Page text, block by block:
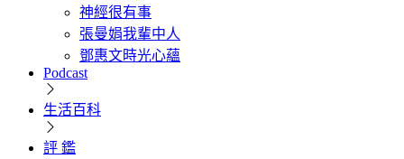
神經很有事
張曼娟我輩中人
鄧惠文時光心蘊
Podcast
生活百科
評 鑑